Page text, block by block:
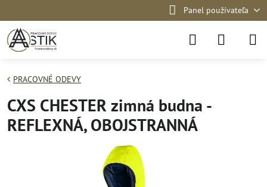
Panel používateľa
PRACOVNÉ ODEVY
CXS CHESTER zimná budna -
REFLEXNÁ, OBOJSTRANNÁ